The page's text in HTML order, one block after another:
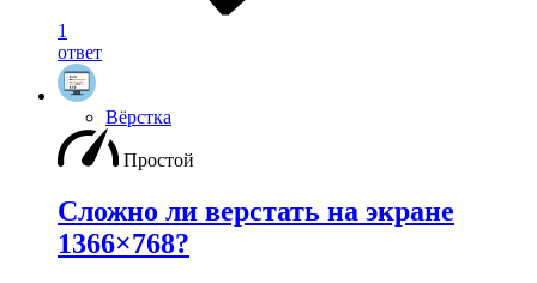
1
ответ
Вёрстка
Простой
Сложно ли верстать на экране
1366×768?